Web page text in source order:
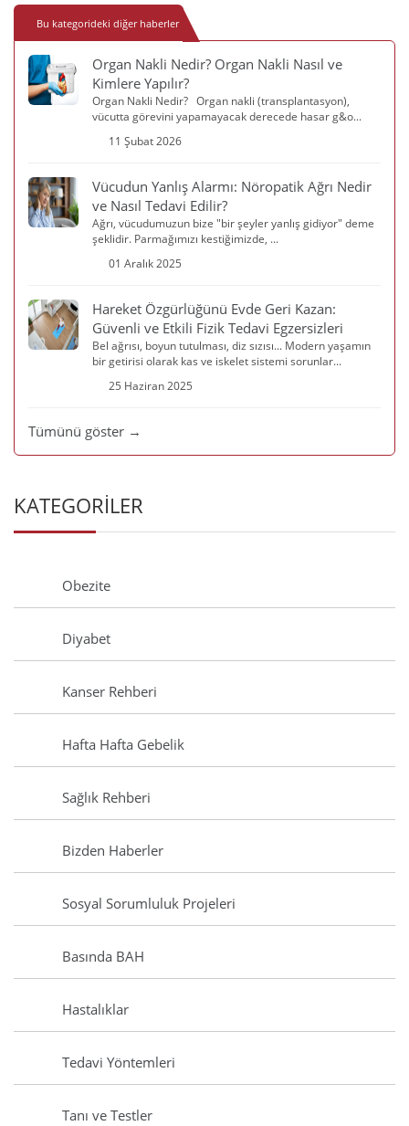
Bu kategorideki diğer haberler
Organ Nakli Nedir? Organ Nakli Nasıl ve
Kimlere Yapılır?
Organ Nakli Nedir? Organ nakli (transplantasyon),
vücutta görevini yapamayacak derecede hasar g&o...
11 Şubat 2026
Vücudun Yanlış Alarmı: Nöropatik Ağrı Nedir
ve Nasıl Tedavi Edilir?
Ağrı, vücudumuzun bize "bir şeyler yanlış gidiyor" deme
şeklidir. Parmağımızı kestiğimizde, ...
01 Aralık 2025
Hareket Özgürlüğünü Evde Geri Kazan:
Güvenli ve Etkili Fizik Tedavi Egzersizleri
Bel ağrısı, boyun tutulması, diz sızısı... Modern yaşamın
bir getirisi olarak kas ve iskelet sistemi sorunlar...
25 Haziran 2025
Tümünü göster →
KATEGORİLER
Obezite
Diyabet
Kanser Rehberi
Hafta Hafta Gebelik
Sağlık Rehberi
Bizden Haberler
Sosyal Sorumluluk Projeleri
Basında BAH
Hastalıklar
Tedavi Yöntemleri
Tanı ve Testler